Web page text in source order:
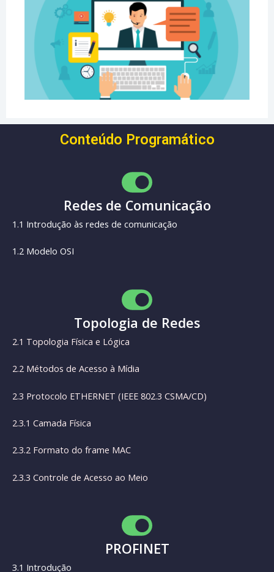
Conteúdo Programático
Redes de Comunicação
1.1 Introdução às redes de comunicação
1.2 Modelo OSI
Topologia de Redes
2.1 Topologia Física e Lógica
2.2 Métodos de Acesso à Mídia
2.3 Protocolo ETHERNET (IEEE 802.3 CSMA/CD)
2.3.1 Camada Física
2.3.2 Formato do frame MAC
2.3.3 Controle de Acesso ao Meio
PROFINET
3.1 Introdução